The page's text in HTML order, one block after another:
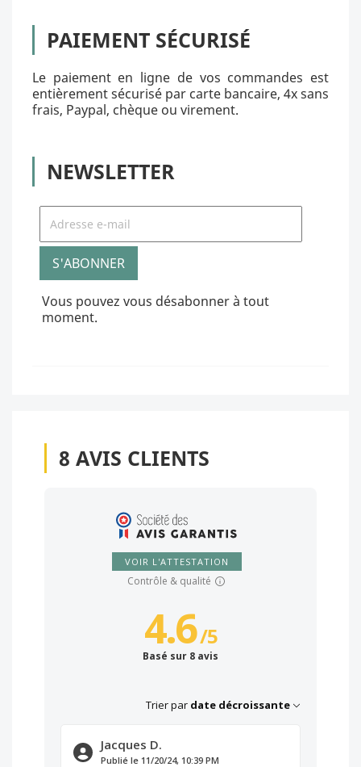
PAIEMENT SÉCURISÉ
Le paiement en ligne de vos commandes est
entièrement sécurisé par carte bancaire, 4x sans
frais, Paypal, chèque ou virement.
NEWSLETTER
Vous pouvez vous désabonner à tout
moment.
8 AVIS CLIENTS
VOIR L'ATTESTATION
Contrôle & qualité
4.6/5
Basé sur 8 avis
Trier par date décroissante
Jacques D.
Publié le 11/20/24, 10:39 PM